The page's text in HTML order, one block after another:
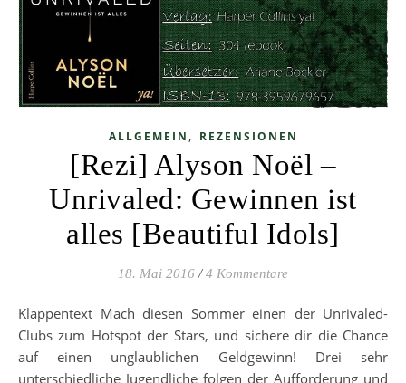
ALLGEMEIN , REZENSIONEN
[Rezi] Alyson Noël –
Unrivaled: Gewinnen ist
alles [Beautiful Idols]
18. Mai 2016 / 4 Kommentare
Klappentext Mach diesen Sommer einen der Unrivaled-
Clubs zum Hotspot der Stars, und sichere dir die Chance
auf einen unglaublichen Geldgewinn! Drei sehr
unterschiedliche Jugendliche folgen der Aufforderung und